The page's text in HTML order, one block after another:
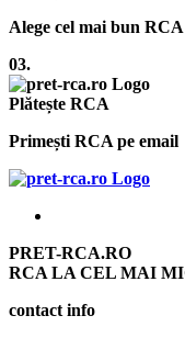
Alege cel mai bun RCA
03.
Plătește RCA
Primești RCA pe email
PRET-RCA.RO
RCA LA CEL MAI
contact info